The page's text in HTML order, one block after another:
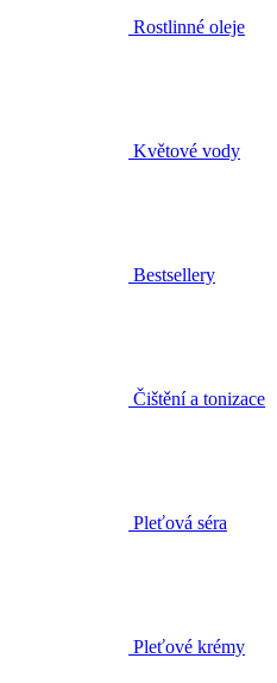
Rostlinné oleje
Květové vody
Bestsellery
Čištění a tonizace
Pleťová séra
Pleťové krémy